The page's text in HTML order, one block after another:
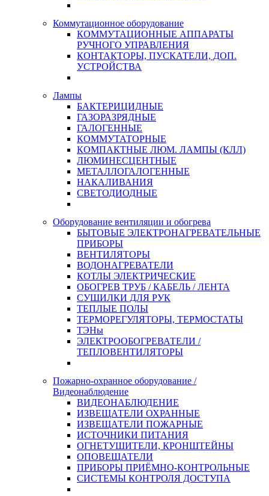
Коммутационное оборудование
КОММУТАЦИОННЫЕ АППАРАТЫ
РУЧНОГО УПРАВЛЕНИЯ
КОНТАКТОРЫ, ПУСКАТЕЛИ, ДОП.
УСТРОЙСТВА
Лампы
БАКТЕРИЦИДНЫЕ
ГАЗОРАЗРЯДНЫЕ
ГАЛОГЕННЫЕ
КОММУТАТОРНЫЕ
КОМПАКТНЫЕ ЛЮМ. ЛАМПЫ (КЛЛ)
ЛЮМИНЕСЦЕНТНЫЕ
МЕТАЛЛОГАЛОГЕННЫЕ
НАКАЛИВАНИЯ
СВЕТОДИОДНЫЕ
Оборудование вентиляции и обогрева
БЫТОВЫЕ ЭЛЕКТРОНАГРЕВАТЕЛЬНЫЕ
ПРИБОРЫ
ВЕНТИЛЯТОРЫ
ВОДОНАГРЕВАТЕЛИ
КОТЛЫ ЭЛЕКТРИЧЕСКИЕ
ОБОГРЕВ ТРУБ / КАБЕЛЬ / ЛЕНТА
СУШИЛКИ ДЛЯ РУК
ТЕПЛЫЕ ПОЛЫ
ТЕРМОРЕГУЛЯТОРЫ, ТЕРМОСТАТЫ
ТЭНы
ЭЛЕКТРООБОГРЕВАТЕЛИ /
ТЕПЛОВЕНТИЛЯТОРЫ
Пожарно-охранное оборудование /
Видеонаблюдение
ВИДЕОНАБЛЮДЕНИЕ
ИЗВЕЩАТЕЛИ ОХРАННЫЕ
ИЗВЕЩАТЕЛИ ПОЖАРНЫЕ
ИСТОЧНИКИ ПИТАНИЯ
ОГНЕТУШИТЕЛИ, КРОНШТЕЙНЫ
ОПОВЕЩАТЕЛИ
ПРИБОРЫ ПРИЁМНО-КОНТРОЛЬНЫЕ
СИСТЕМЫ КОНТРОЛЯ ДОСТУПА